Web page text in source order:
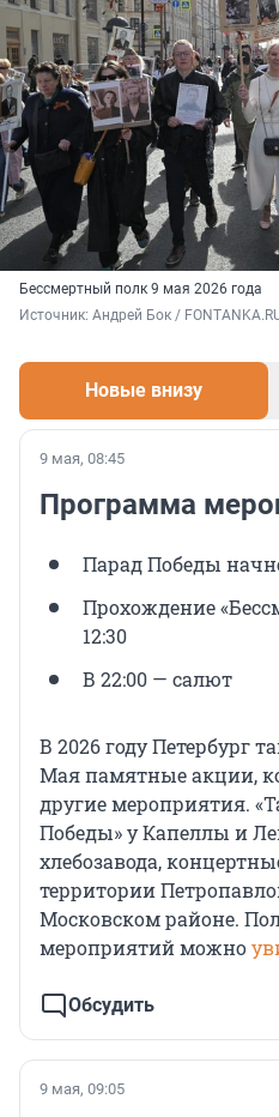
Бессмертный полк 9 мая 2026 года
Источник: Андрей Бок /
Новые внизу
9 мая, 08:45
Программа
Парад Победы
Прохождение
12:30
В 22:00 — салют
В 2026 году Петербург
Мая памятные акции,
другие мероприятия.
Победы» у Капеллы и
хлебозавода,
территории
Московском районе.
мероприятий можно
Обсудить
9 мая, 09:05